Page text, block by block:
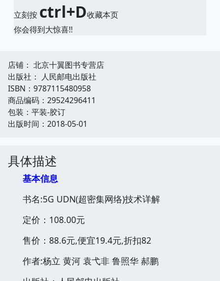
立刻按 ctrl+D收藏本页
你会得到大惊喜!!
店铺： 北京十翼图书专营店
出版社： 人民邮电出版社
ISBN：9787115480958
商品编码：29524296411
包装：平装-胶订
出版时间：2018-05-01
具体描述
基本信息
书名:5G UDN(超密集网络)技术详解
定价：108.00元
售价：88.6元,便宜19.4元,折扣82
作者:杨立 黄河 袁弋非 鲁照华 郝鹏